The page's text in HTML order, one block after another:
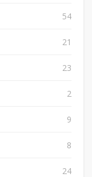
54
21
23
2
9
8
24